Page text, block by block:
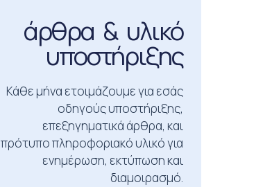
άρθρα & υλικό
υποστήριξης
Κάθε μήνα ετοιμάζουμε για εσάς
οδηγούς υποστήριξης,
επεξηγηματικά άρθρα, και
πρότυπο πληροφοριακό υλικό για
ενημέρωση, εκτύπωση και
διαμοιρασμό.